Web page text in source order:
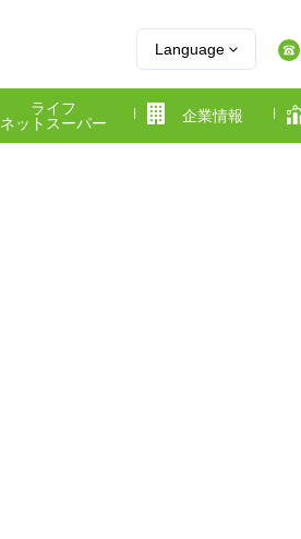
Language
ライフ
ネットスーパー
企業情報